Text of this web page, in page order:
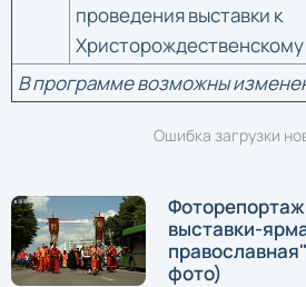
проведения выставки к
В программе возможны
Ошибка загрузки
выставки-
фото)